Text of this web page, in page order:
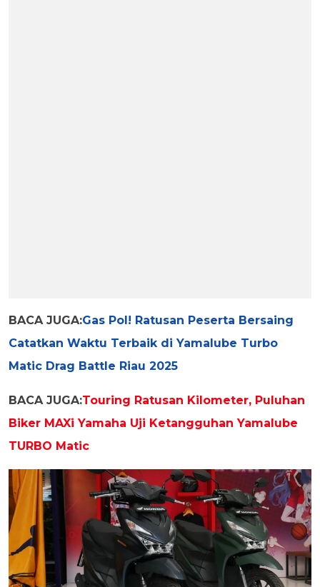
BACA JUGA:Gas Pol! Ratusan Peserta Bersaing
Catatkan Waktu Terbaik di Yamalube Turbo
Matic Drag Battle Riau 2025
BACA JUGA:Touring Ratusan Kilometer, Puluhan
Biker MAXi Yamaha Uji Ketangguhan Yamalube
TURBO Matic